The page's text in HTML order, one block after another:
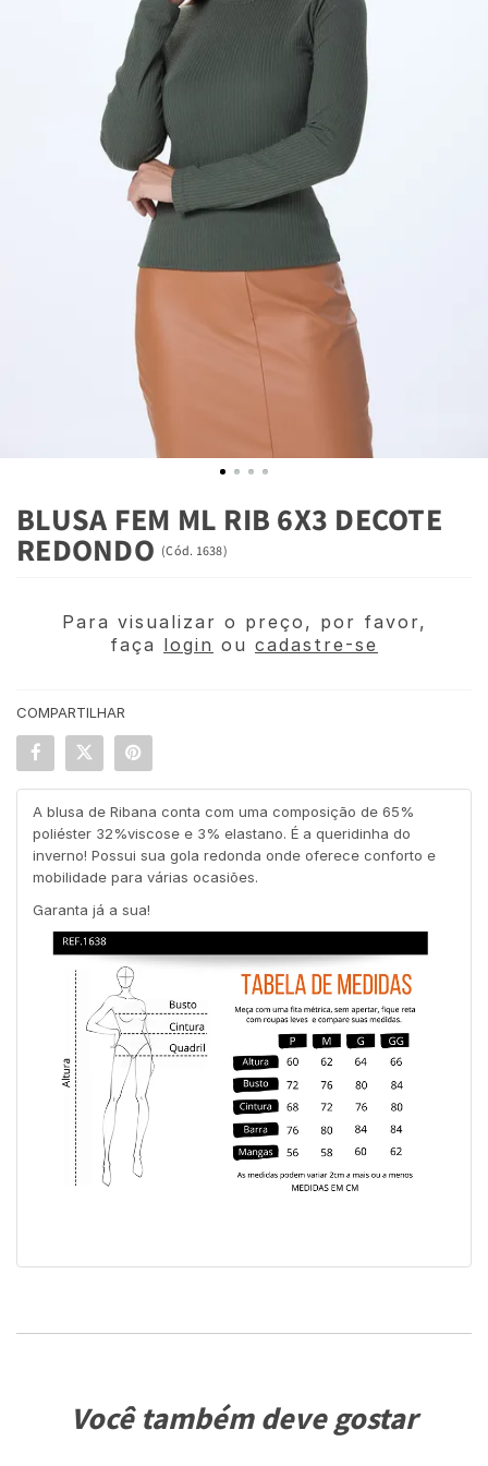
BLUSA FEM ML RIB 6X3 DECOTE
REDONDO (Cód. 1638)
Para visualizar o preço, por favor,
faça login ou cadastre-se
COMPARTILHAR
A blusa de Ribana conta com uma composição de 65%
poliéster 32%viscose e 3% elastano. É a queridinha do
inverno! Possui sua gola redonda onde oferece conforto e
mobilidade para várias ocasiões.
Garanta já a sua!
Você também deve gostar